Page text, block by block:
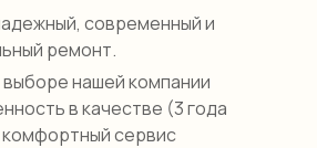
современный и
ремонт.
нашей компании
в качестве (3 года
комфортный сервис